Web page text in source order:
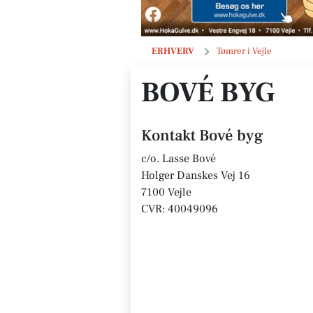
ERHVERV Tømrer i Vejle
Bové byg
BOVÉ BYG
Kontakt Bové byg
c/o. Lasse Bové
Holger Danskes Vej 16
7100 Vejle
CVR: 40049096